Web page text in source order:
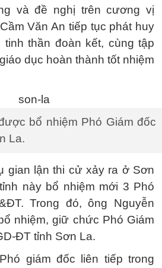
và đề nghị trên cương vị
Văn An tiếp tục phát huy
thần đoàn kết, cùng tập
dục hoàn thành tốt nhiệm
bổ nhiệm Phó Giám đốc
La.
gian lận thi cử xảy ra ở Sơn
này bổ nhiệm mới 3 Phó
Trong đó, ông Nguyễn
nhiệm, giữ chức Phó Giám
ĐT tỉnh Sơn La.
giám đốc liên tiếp trong